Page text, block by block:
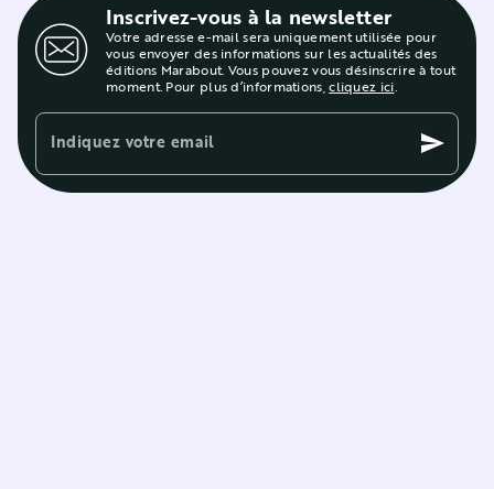
Inscrivez-vous à la newsletter
Votre adresse e-mail sera uniquement utilisée pour
vous envoyer des informations sur les actualités des
éditions Marabout. Vous pouvez vous désinscrire à tout
moment. Pour plus d’informations,cliquez ici.
Indiquez votre email send